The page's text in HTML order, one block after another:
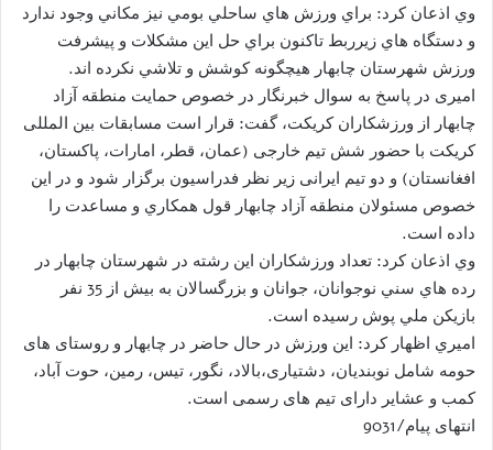
وي اذعان كرد: براي ورزش هاي ساحلي بومي نيز مكاني وجود ندارد
و دستگاه هاي زيرربط تاكنون براي حل اين مشكلات و پيشرفت
ورزش شهرستان چابهار هيچگونه كوشش و تلاشي نكرده اند.
امیری در پاسخ به سوال خبرنگار در خصوص حمايت منطقه آزاد
چابهار از ورزشكاران كريكت، گفت: قرار است مسابقات بین المللی
کریکت با حضور شش تیم خارجی (عمان، قطر، امارات، پاکستان،
افغانستان) و دو تیم ایرانی زیر نظر فدراسیون برگزار شود و در اين
خصوص مسئولان منطقه آزاد چابهار قول همكاري و مساعدت را
داده است.
وي اذعان كرد: تعداد ورزشكاران اين رشته در شهرستان چابهار در
رده هاي سني نوجوانان، جوانان و بزرگسالان به بيش از 35 نفر
بازيكن ملي پوش رسيده است.
اميري اظهار كرد: اين ورزش در حال حاضر در چابهار و روستای های
حومه شامل نوبندیان، دشتیاری،بالاد، نگور، تیس، رمین، حوت آباد،
کمب و عشایر دارای تیم های رسمی است.
انتهای پیام/9031